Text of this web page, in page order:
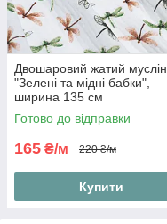
Двошаровий жатий муслін
"Зелені та мідні бабки",
ширина 135 см
Готово до відправки
165 ₴/м 220 ₴/м
Купити